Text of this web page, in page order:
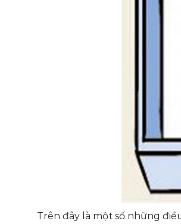
Trên đây là một số những